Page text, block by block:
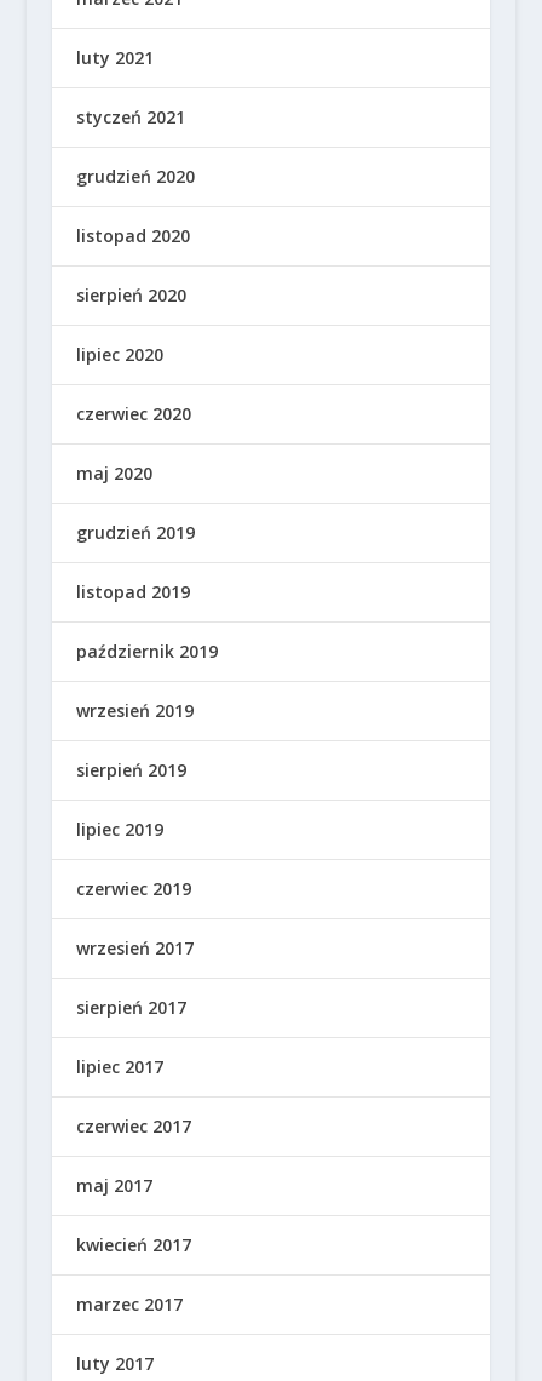
luty 2021
styczeń 2021
grudzień 2020
listopad 2020
sierpień 2020
lipiec 2020
czerwiec 2020
maj 2020
grudzień 2019
listopad 2019
październik 2019
wrzesień 2019
sierpień 2019
lipiec 2019
czerwiec 2019
wrzesień 2017
sierpień 2017
lipiec 2017
czerwiec 2017
maj 2017
kwiecień 2017
marzec 2017
luty 2017